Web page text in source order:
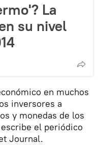
La
su nivel
en muchos
inversores a
y monedas de los
el periódico
Journal.